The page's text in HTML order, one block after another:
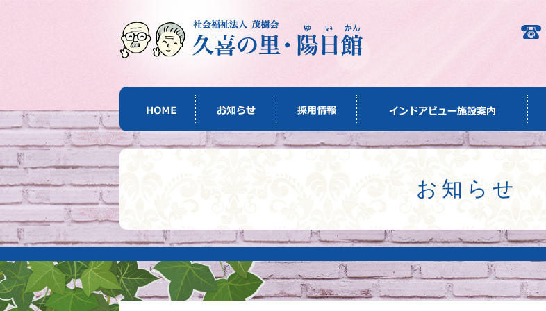
お知らせ